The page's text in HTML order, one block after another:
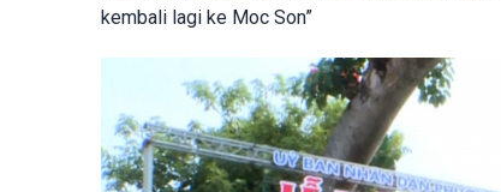
kembali lagi ke Moc Son”